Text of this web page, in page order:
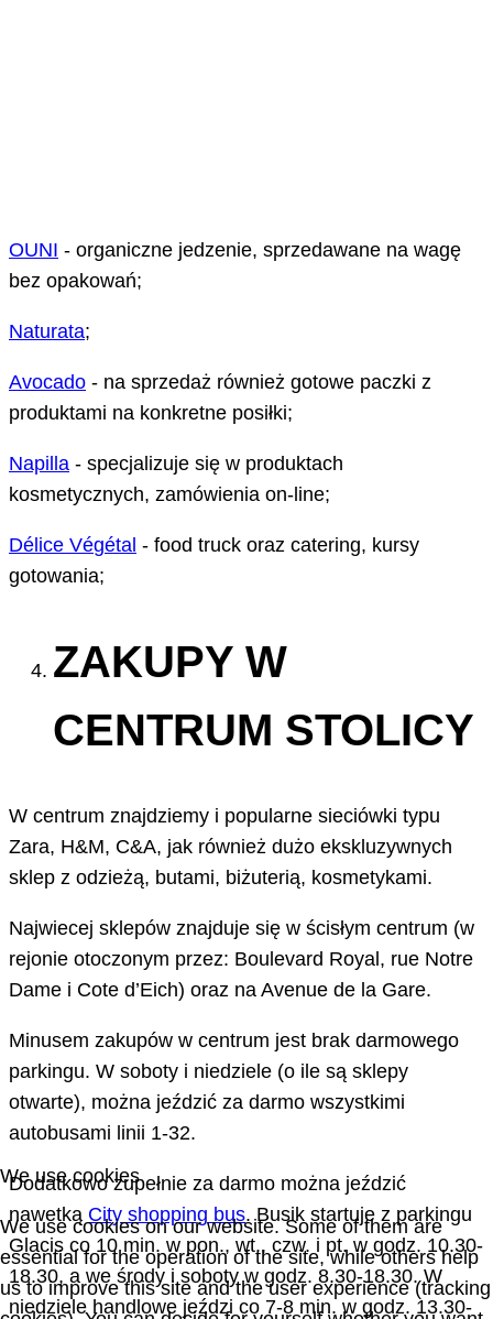
OUNI - organiczne jedzenie, sprzedawane na wagę
bez opakowań;
Naturata;
Avocado - na sprzedaż również gotowe paczki z
produktami na konkretne posiłki;
Napilla - specjalizuje się w produktach
kosmetycznych, zamówienia on-line;
Délice Végétal - food truck oraz catering, kursy
gotowania;
ZAKUPY W
CENTRUM STOLICY
W centrum znajdziemy i popularne sieciówki typu
Zara, H&M, C&A, jak również dużo ekskluzywnych
sklep z odzieżą, butami, biżuterią, kosmetykami.
Najwiecej sklepów znajduje się w ścisłym centrum (w
rejonie otoczonym przez: Boulevard Royal, rue Notre
Dame i Cote d’Eich) oraz na Avenue de la Gare.
Minusem zakupów w centrum jest brak darmowego
parkingu. W soboty i niedziele (o ile są sklepy
otwarte), można jeździć za darmo wszystkimi
autobusami linii 1-32.
Dodatkowo zupełnie za darmo można jeździć
nawetką City shopping bus. Busik startuje z parkingu
Glacis co 10 min. w pon., wt., czw. i pt. w godz. 10.30-
18.30, a we środy i soboty w godz. 8.30-18.30. W
niedziele handlowe jeździ co 7-8 min. w godz. 13.30-
We use cookies
We use cookies on our website. Some of them are
essential for the operation of the site, while others help
us to improve this site and the user experience (tracking